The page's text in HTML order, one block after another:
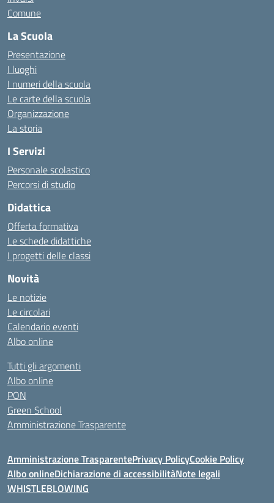
Comune
La Scuola
Presentazione
I luoghi
I numeri della scuola
Le carte della scuola
Organizzazione
La storia
I Servizi
Personale scolastico
Percorsi di studio
Didattica
Offerta formativa
Le schede didattiche
I progetti delle classi
Novità
Le notizie
Le circolari
Calendario eventi
Albo online
Tutti gli argomenti
Albo online
PON
Green School
Amministrazione Trasparente
Amministrazione TrasparentePrivacy PolicyCookie Policy
Albo onlineDichiarazione di accessibilitàNote legali
WHISTLEBLOWING